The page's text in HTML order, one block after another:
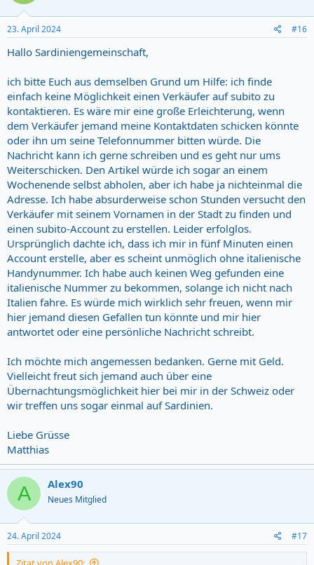
23. April 2024 #16
Hallo Sardiniengemeinschaft,
ich bitte Euch aus demselben Grund um Hilfe: ich finde
einfach keine Möglichkeit einen Verkäufer auf subito zu
kontaktieren. Es wäre mir eine große Erleichterung, wenn
dem Verkäufer jemand meine Kontaktdaten schicken könnte
oder ihn um seine Telefonnummer bitten würde. Die
Nachricht kann ich gerne schreiben und es geht nur ums
Weiterschicken. Den Artikel würde ich sogar an einem
Wochenende selbst abholen, aber ich habe ja nichteinmal die
Adresse. Ich habe absurderweise schon Stunden versucht den
Verkäufer mit seinem Vornamen in der Stadt zu finden und
einen subito-Account zu erstellen. Leider erfolglos.
Ursprünglich dachte ich, dass ich mir in fünf Minuten einen
Account erstelle, aber es scheint unmöglich ohne italienische
Handynummer. Ich habe auch keinen Weg gefunden eine
italienische Nummer zu bekommen, solange ich nicht nach
Italien fahre. Es würde mich wirklich sehr freuen, wenn mir
hier jemand diesen Gefallen tun könnte und mir hier
antwortet oder eine persönliche Nachricht schreibt.
Ich möchte mich angemessen bedanken. Gerne mit Geld.
Vielleicht freut sich jemand auch über eine
Übernachtungsmöglichkeit hier bei mir in der Schweiz oder
wir treffen uns sogar einmal auf Sardinien.
Liebe Grüsse
Matthias
A Alex90
Neues Mitglied
24. April 2024 #17